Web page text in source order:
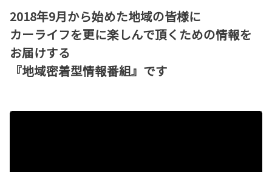
2018年9月から始めた地域の皆様に
カーライフを更に楽しんで頂くための情報を
お届けする
『地域密着型情報番組』です